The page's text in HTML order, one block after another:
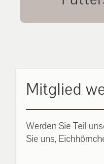
unsere
Mitglied
Werden Sie Teil
Sie uns,